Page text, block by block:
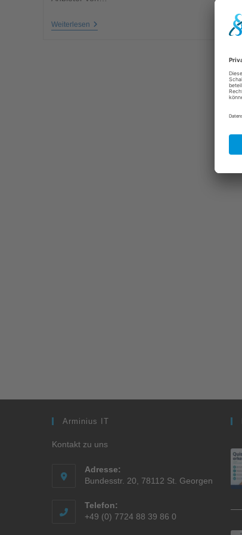
Weiterlesen
Arminius IT
Kontakt zu uns
Adresse:
Bundesstr. 20, 78112 St. Georgen
Telefon:
+49 (0) 7724 88 39 86 0